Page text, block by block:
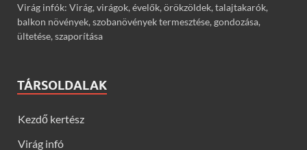
Virág infók: Virág, virágok, évelők, örökzöldek, talajtakarók,
balkon növények, szobanövények termesztése, gondozása,
ültetése, szaporítása
TÁRSOLDALAK
Kezdő kertész
Virág infó